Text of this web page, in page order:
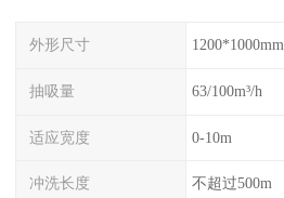
外形尺寸 1200*1000mm
抽吸量 63/100m³/h
适应宽度 0-10m
冲洗长度 不超过500m